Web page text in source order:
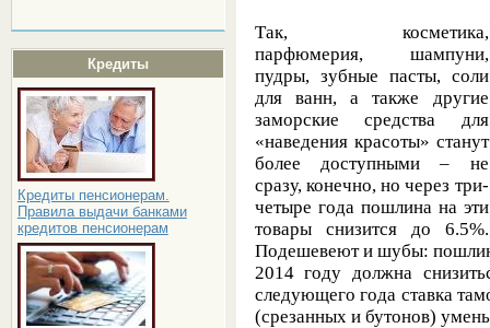
Кредиты
Кредиты пенсионерам.
Правила выдачи банками
кредитов пенсионерам
Так, косметика,
парфюмерия, шампуни,
пудры, зубные пасты, соли
для ванн, а также другие
заморские средства для
«наведения красоты» станут
более доступными – не
сразу, конечно, но через три-
четыре года пошлина на эти
товары снизится до 6.5%.
Подешевеют и шубы:
2014 году должна
следующего года ставка
(срезанных и бутонов)